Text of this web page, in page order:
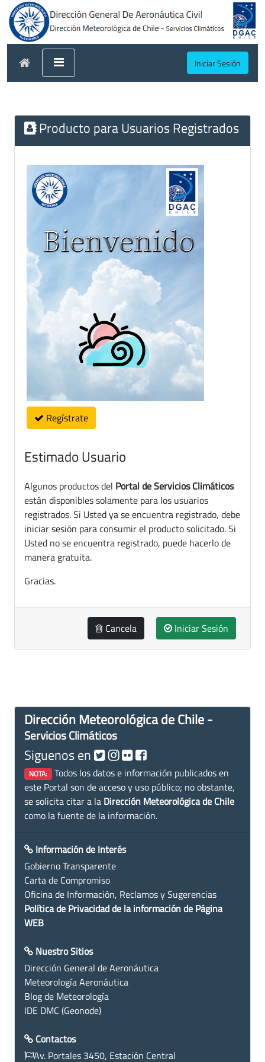
Iniciar Sesión
Producto para Usuarios Registrados
Regístrate
Estimado Usuario
Algunos productos del Portal de Servicios Climáticos
están disponibles solamente para los usuarios
registrados. Si Usted ya se encuentra registrado, debe
iniciar sesión para consumir el producto solicitado. Si
Usted no se encuentra registrado, puede hacerlo de
manera gratuita.
Gracias.
Cancela Iniciar Sesión
Dirección Meteorológica de Chile -
Servicios Climáticos
Siguenos en
NOTA: Todos los datos e información publicados en
este Portal son de acceso y uso público; no obstante,
se solicita citar a la Dirección Meteorológica de Chile
como la fuente de la información.
Información de Interés
Gobierno Transparente
Carta de Compromiso
Oficina de Información, Reclamos y Sugerencias
Política de Privacidad de la información de Página
WEB
Nuestro Sitios
Dirección General de Aeronáutica
Meteorología Aeronáutica
Blog de Meteorología
IDE DMC (Geonode)
Contactos
Av. Portales 3450, Estación Central